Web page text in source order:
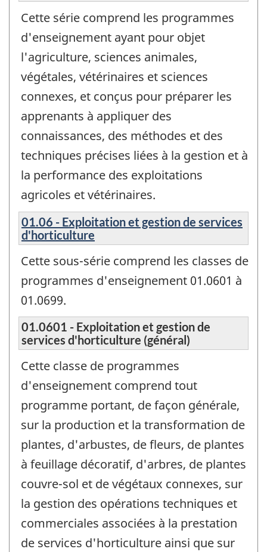
Cette série comprend les programmes
d'enseignement ayant pour objet
l'agriculture, sciences animales,
végétales, vétérinaires et sciences
connexes, et conçus pour préparer les
apprenants à appliquer des
connaissances, des méthodes et des
techniques précises liées à la gestion et à
la performance des exploitations
agricoles et vétérinaires.
01.06 - Exploitation et gestion de services
d'horticulture
Cette sous-série comprend les classes de
programmes d'enseignement 01.0601 à
01.0699.
01.0601 - Exploitation et gestion de
services d'horticulture (général)
Cette classe de programmes
d'enseignement comprend tout
programme portant, de façon générale,
sur la production et la transformation de
plantes, d'arbustes, de fleurs, de plantes
à feuillage décoratif, d'arbres, de plantes
couvre-sol et de végétaux connexes, sur
la gestion des opérations techniques et
commerciales associées à la prestation
de services d'horticulture ainsi que sur